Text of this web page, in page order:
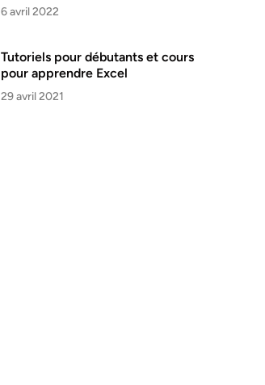
6 avril 2022
Tutoriels pour débutants et cours
pour apprendre Excel
29 avril 2021